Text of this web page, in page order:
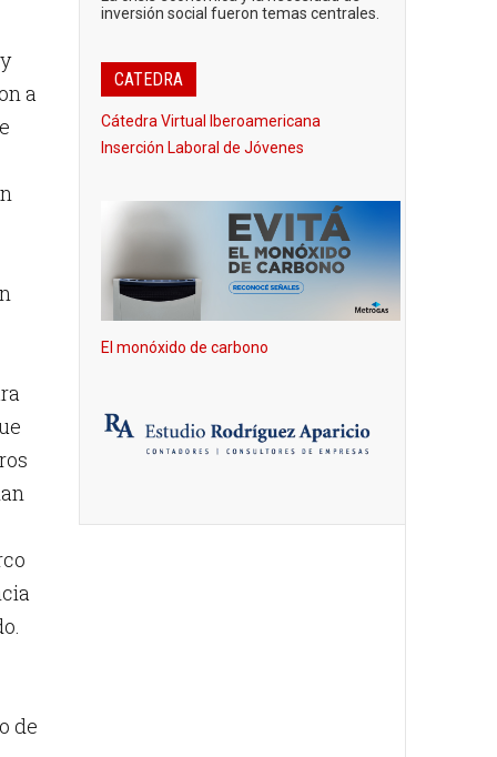
a
de
inversión social fueron temas centrales.
CATEDRA
Cátedra Virtual Iberoamericana
Inserción Laboral de Jóvenes
El monóxido de carbono